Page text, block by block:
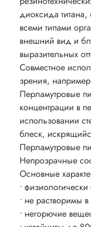
диоксида
всеми типами
внешний вид и
выразительных
Совместное
зрения,
Перламутровые
концентрации в
использовании
блеск,
Перламутровые
Непрозрачные
Основные
•
• не растворимы
• негорючие